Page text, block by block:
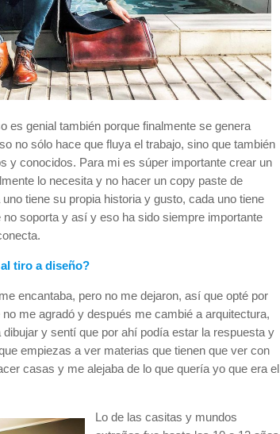
es genial también porque finalmente se genera
no sólo hace que fluya el trabajo, sino que también
y conocidos. Para mi es súper importante crear un
lo necesita y no hacer un copy paste de
tiene su propia historia y gusto, cada uno tiene
soporta y así y eso ha sido siempre importante
tiro a diseño?
encantaba, pero no me dejaron, así que opté por
me agradó y después me cambié a arquitectura,
y sentí que por ahí podía estar la respuesta y
empiezas a ver materias que tienen que ver con
casas y me alejaba de lo que quería yo que era el
Lo de las casitas y mundos